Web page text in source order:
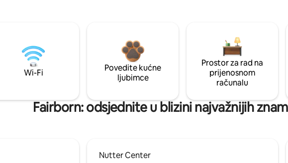
Wi-Fi
Povedite kućne
ljubimce
Prostor za rad na
prijenosnom
računalu
Fairborn: odsjednite u blizini najvažnijih
Nutter Center